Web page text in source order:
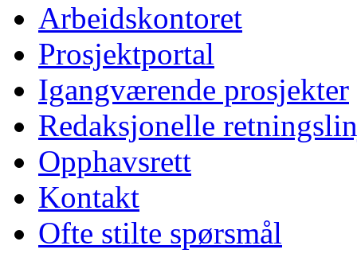
Arbeidskontoret
Prosjektportal
Igangværende prosjekter
Redaksjonelle
Opphavsrett
Kontakt
Ofte stilte spørsmål